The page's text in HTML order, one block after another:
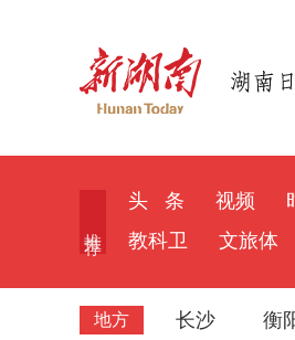
头 条 视频
教科卫
文旅体
地方 长沙 衡